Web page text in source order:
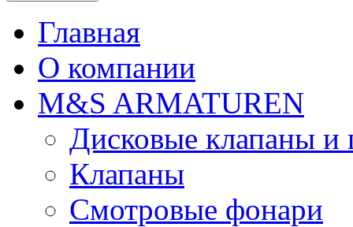
Главная
О компании
М&S ARMATUREN
Дисковые клапаны
Клапаны
Смотровые фонари